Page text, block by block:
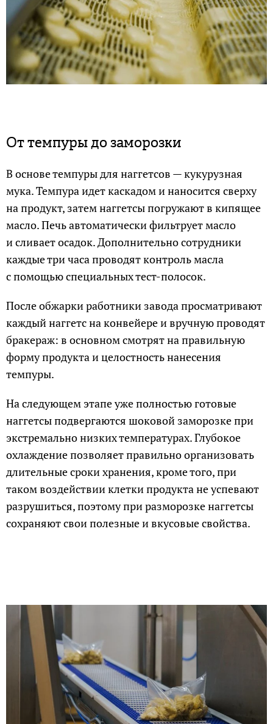
От темпуры до заморозки
В основе темпуры для наггетсов — кукурузная
мука. Темпура идет каскадом и наносится сверху
на продукт, затем наггетсы погружают в кипящее
масло. Печь автоматически фильтрует масло
и сливает осадок. Дополнительно сотрудники
каждые три часа проводят контроль масла
с помощью специальных тест-полосок.
После обжарки работники завода просматривают
каждый наггетс на конвейере и вручную проводят
бракераж: в основном смотрят на правильную
форму продукта и целостность нанесения
темпуры.
На следующем этапе уже полностью готовые
наггетсы подвергаются шоковой заморозке при
экстремально низких температурах. Глубокое
охлаждение позволяет правильно организовать
длительные сроки хранения, кроме того, при
таком воздействии клетки продукта не успевают
разрушиться, поэтому при разморозке наггетсы
сохраняют свои полезные и вкусовые свойства.